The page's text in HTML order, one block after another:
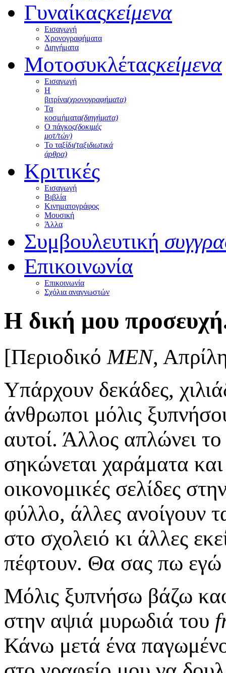
Γυναίκαςκείμενα
Εισαγωγή
Χρονογραφήματα
Διηγήματα
Μοτοσυκλέταςκείμενα
Εισαγωγή
Η
βιτρίνα(χρονογραφήματα)
Τα
κοσμήματα(διηγήματα)
Ο πάγκος(δοκιμές
μοτ/τών)
Το ταξίδι(ταξιδιωτικά
άρθρα)
Κριτικές
Εισαγωγή
Βιβλία
Κινηματογράφος
Μουσική
Άλλα
Συμβουλευτική
Επικοινωνία
Επικοινωνία
Σχόλια αναγνωστών
Η δική μου
[Περιοδικό ΜΕΝ,
Υπάρχουν δεκάδες,
άνθρωποι μόλις
αυτοί. Άλλος απλώνει
σηκώνεται χαράματα και
οικονομικές σελίδες
φύλλο, άλλες ανοίγουν
στο σχολειό κι άλλες
πέφτουν. Θα σας πω εγώ
Μόλις ξυπνήσω βάζω
στην αψιά μυρωδιά του
Κάνω μετά ένα